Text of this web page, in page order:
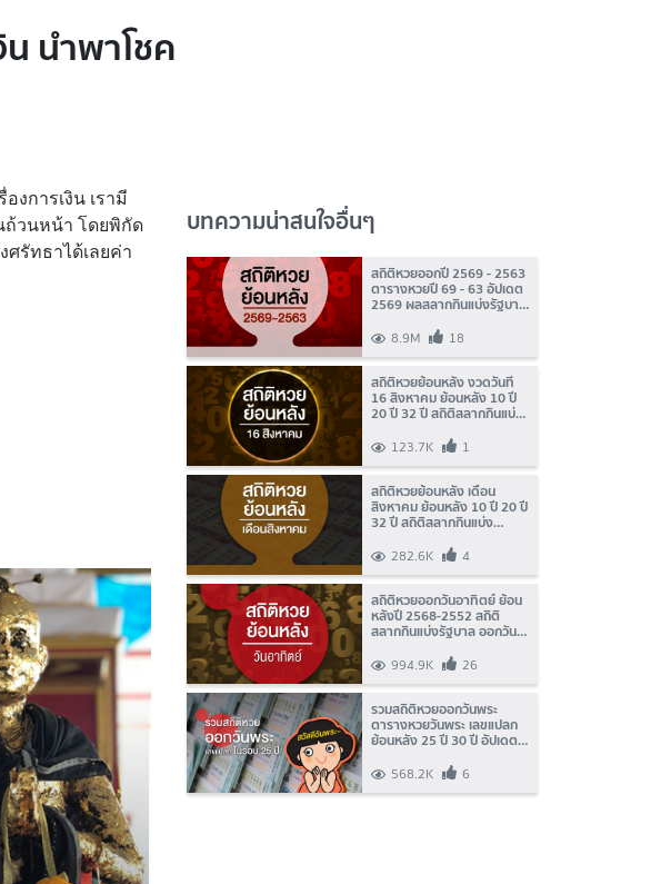
นำพาโชค
งการเงิน เรามี
ถ้วนหน้า โดยพิกัด
รัทธาได้เลยค่า
บทความน่าสนใจอื่นๆ
สถิติหวยออกปี 2569 - 2563
ตารางหวยปี 69 - 63 อัปเดต
2569 ผลสลากกินแบ่งรัฐบาล
8.9M 18
สถิติหวยย้อนหลัง งวดวันที่
16 สิงหาคม ย้อนหลัง 10 ปี
20 ปี 32 ปี สถิติสลากกินแบ่ง
123.7K 1
สถิติหวยย้อนหลัง เดือน
สิงหาคม ย้อนหลัง 10 ปี 20 ปี
32 ปี สถิติสลากกินแบ่ง
282.6K 4
สถิติหวยออกวันอาทิตย์ ย้อน
หลังปี 2568-2552 สถิติ
สลากกินแบ่งรัฐบาล ออกวัน
994.9K 26
รวมสถิติหวยออกวันพระ
ตารางหวยวันพระ เลขแปลก
ย้อนหลัง 25 ปี 30 ปี อัปเดต
568.2K 6